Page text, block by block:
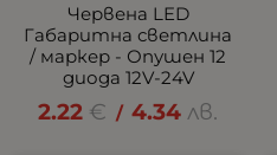
Червена LED
Габаритна светлина
/ маркер - Опушен 12
диода 12V-24V
2.22 € / 4.34 лв.